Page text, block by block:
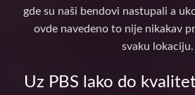
gde su naši bendovi nastupali a
ovde navedeno to nije nikakav
svaku lokaciju.
Uz PBS lako do